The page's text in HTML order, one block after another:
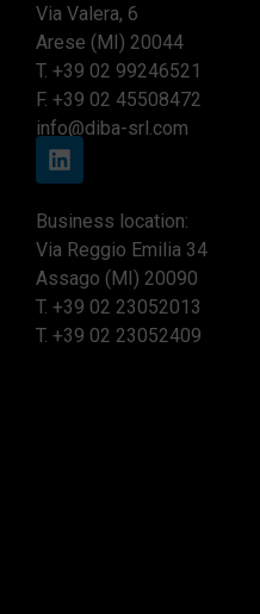
Via Valera, 6
Arese (MI) 20044
T. +39 02 99246521
F. +39 02 45508472
info@diba-srl.com
Business location:
Via Reggio Emilia 34
Assago (MI) 20090
T. +39 02 23052013
T. +39 02 23052409